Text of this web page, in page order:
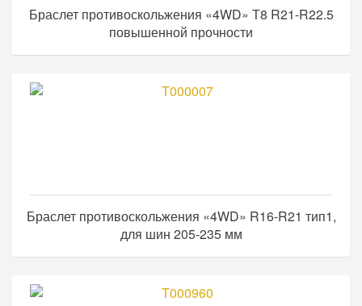
Браслет противоскольжения «4WD» Т8 R21-R22.5
повышенной прочности
Браслет противоскольжения «4WD» R16-R21 тип1,
для шин 205-235 мм